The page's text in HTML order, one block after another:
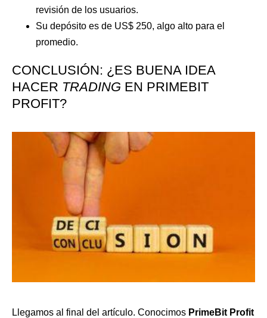
revisión de los usuarios.
Su depósito es de US$ 250, algo alto para el
promedio.
CONCLUSIÓN: ¿ES BUENA IDEA
HACER TRADING EN PRIMEBIT
PROFIT?
Llegamos al final del artículo. Conocimos PrimeBit Profit